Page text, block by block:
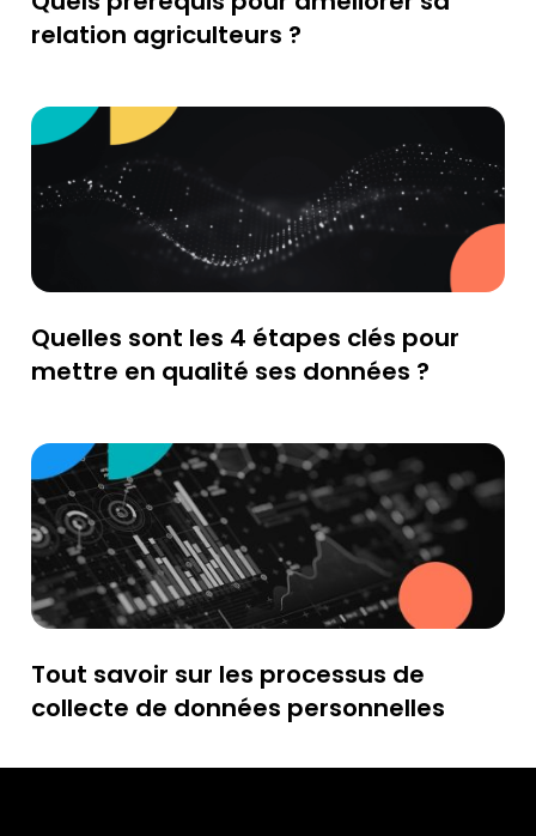
relation agriculteurs ?
Quelles sont les 4 étapes clés pour
mettre en qualité ses données ?
Tout savoir sur les processus de
collecte de données personnelles